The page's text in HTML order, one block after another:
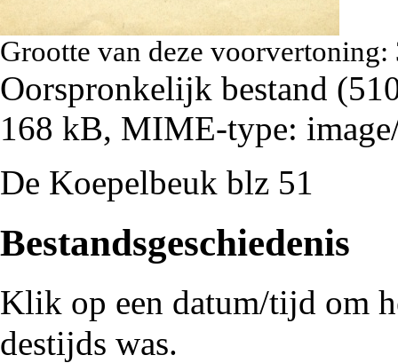
Grootte van deze voorvertoning:
Oorspronkelijk bestand
168 kB, MIME-type:
De Koepelbeuk blz 51
Bestandsgeschiedenis
Klik op een datum/tijd om
destijds was.